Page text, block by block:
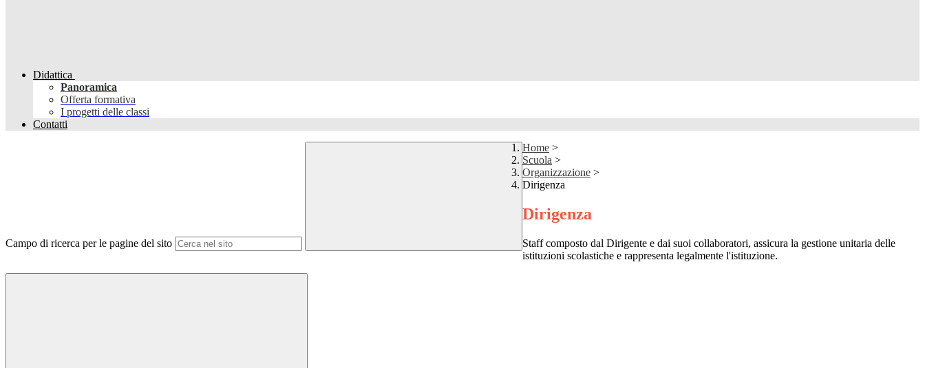
Didattica
Panoramica
Offerta formativa
I progetti delle classi
Contatti
Campo di ricerca per le pagine del sito
Home >
Scuola >
Organizzazione >
Dirigenza
Dirigenza
Staff composto dal Dirigente e dai suoi collaboratori, assicura la gestione unitaria delle
istituzioni scolastiche e rappresenta legalmente l'istituzione.